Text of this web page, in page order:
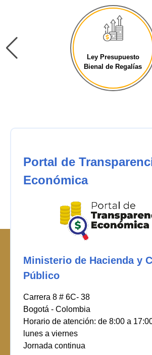
Ley Presupuesto
Bienal de Regalías
Portal de
Económica
Ministerio de Hacienda y
Público
Carrera 8 # 6C- 38
Bogotá - Colombia
Horario de atención: de 8:00 a
lunes a viernes
Jornada continua